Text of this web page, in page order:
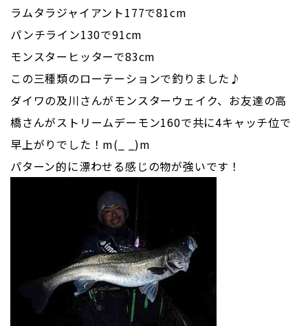
ラムタラジャイアント177で81cm
パンチライン130で91cm
モンスターヒッターで83cm
この三種類のローテーションで釣りました♪
ダイワの及川さんがモンスターウェイク、お友達の高
橋さんがストリームデーモン160で共に4キャッチ位で
早上がりでした！m(_ _)m
パターン的に漂わせる感じの物が強いです！